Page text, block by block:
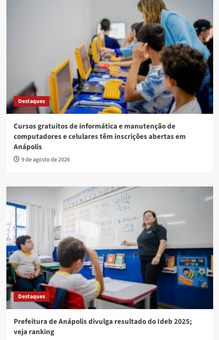
Destaques
Cursos gratuitos de informática e manutenção de
computadores e celulares têm inscrições abertas em
Anápolis
9 de agosto de 2026
Destaques
Prefeitura de Anápolis divulga resultado do Ideb 2025;
veja ranking